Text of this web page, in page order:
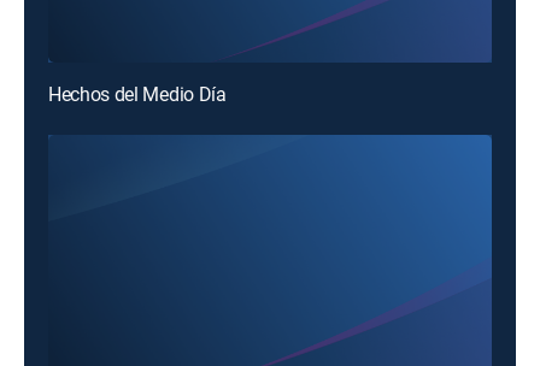
Hechos del Medio Día